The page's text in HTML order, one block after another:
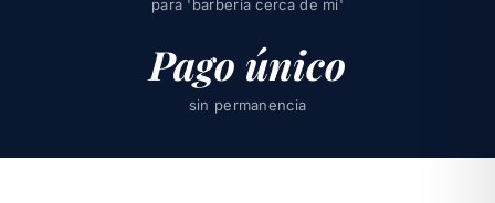
para 'barbería cerca de mí'
Pago único
sin permanencia